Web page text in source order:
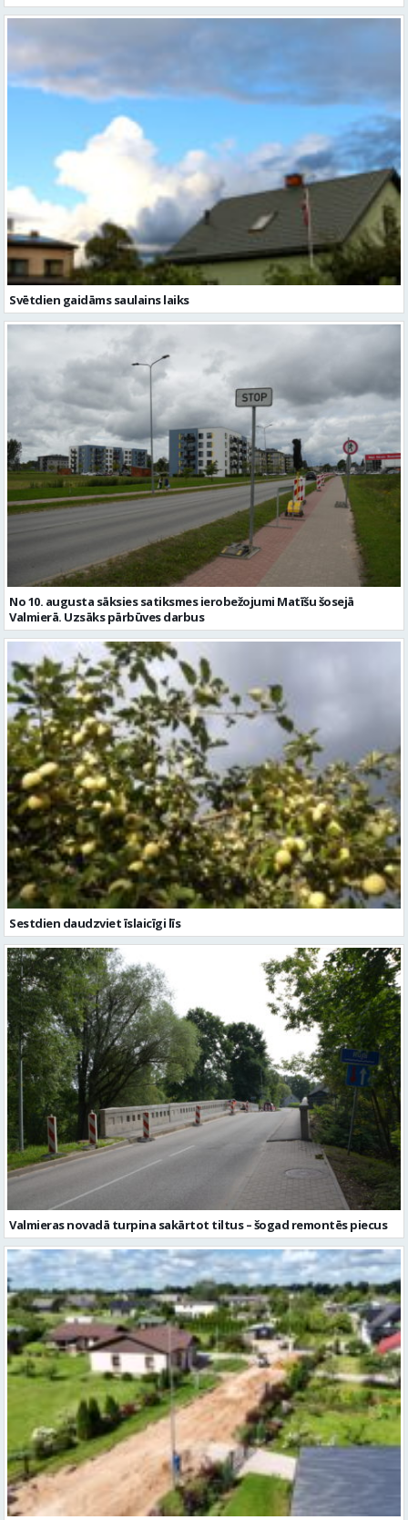
Svētdien gaidāms saulains laiks
No 10. augusta sāksies satiksmes ierobežojumi Matīšu šosejā
Valmierā. Uzsāks pārbūves darbus
Sestdien daudzviet īslaicīgi līs
Valmieras novadā turpina sakārtot tiltus – šogad remontēs piecus